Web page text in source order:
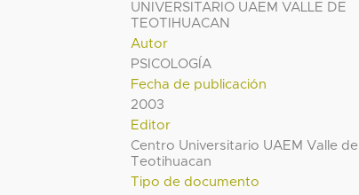
UNIVERSITARIO UAEM VALLE DE
TEOTIHUACAN
Autor
PSICOLOGÍA
Fecha de publicación
2003
Editor
Centro Universitario UAEM Valle de
Teotihuacan
Tipo de documento